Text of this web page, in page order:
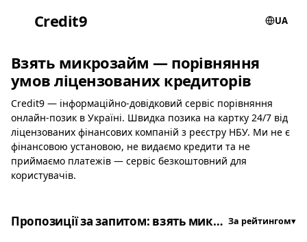
Credit9 UA
Взять микрозайм — порівняння
умов ліцензованих кредиторів
Credit9 — інформаційно-довідковий сервіс порівняння
онлайн-позик в Україні. Швидка позика на картку 24/7 від
ліцензованих фінансових компаній з реєстру НБУ. Ми не є
фінансовою установою, не видаємо кредити та не
приймаємо платежів — сервіс безкоштовний для
користувачів.
Пропозиції за запитом: взять микрозайм За рейтингом▾